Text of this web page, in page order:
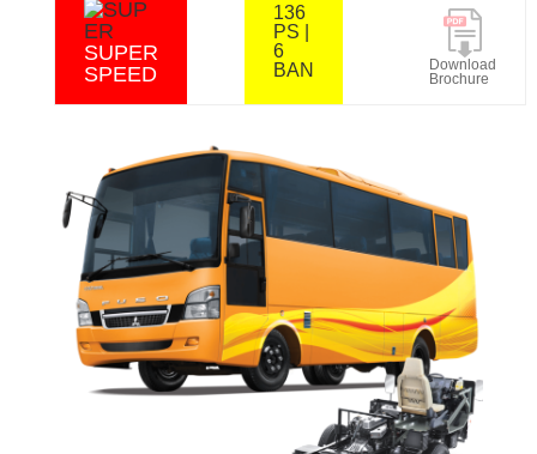
SUPER
SPEED
136
PS |
6
BAN
Download
Brochure